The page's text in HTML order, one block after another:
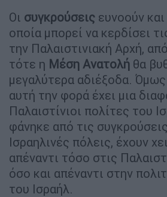
Οι συγκρούσεις ευνοούν
οποία μπορεί να κερδίσει
την Παλαιστινιακή Αρχή,
τότε η Μέση Ανατολή θα
μεγαλύτερα αδιέξοδα.
αυτή την φορά έχει μια
Παλαιστίνιοι πολίτες του
φάνηκε από τις
Ισραηλινές πόλεις, έχουν
απέναντι τόσο στις
όσο και απέναντι στην
του Ισραήλ.